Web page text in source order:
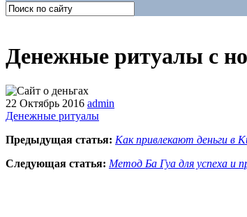
Денежные ритуалы с
22 Октябрь 2016 admin
Денежные ритуалы
Предыдущая статья: Как привлекают деньги в
Следующая статья: Метод Ба Гуа для успеха и